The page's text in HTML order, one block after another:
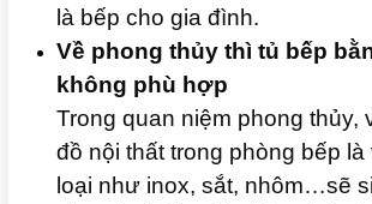
là bếp cho gia đình.
Về phong thủy thì tủ bếp
không phù hợp
Trong quan niệm phong thủy,
đồ nội thất trong phòng bếp là
loại như inox, sắt, nhôm…sẽ